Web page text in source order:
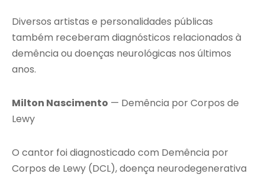
Diversos artistas e personalidades públicas
também receberam diagnósticos relacionados à
demência ou doenças neurológicas nos últimos
anos.
Milton Nascimento — Demência por Corpos de
Lewy
O cantor foi diagnosticado com Demência por
Corpos de Lewy (DCL), doença neurodegenerativa